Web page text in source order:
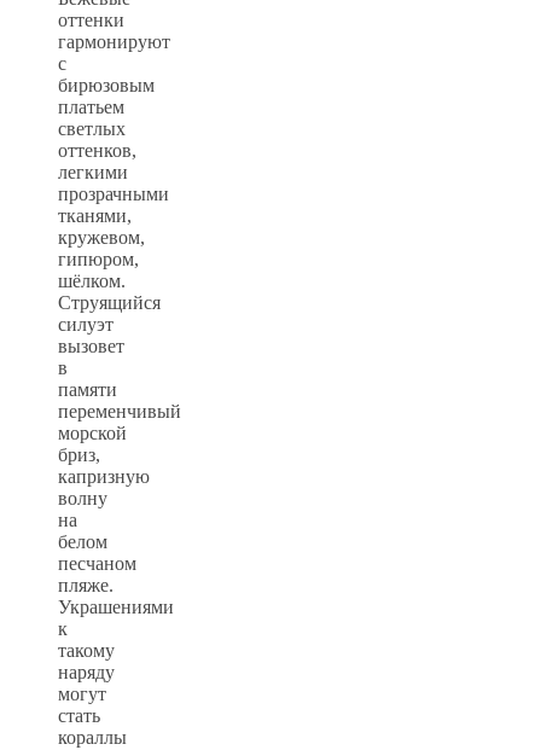
оттенки
гармонируют
с
бирюзовым
платьем
светлых
оттенков,
легкими
прозрачными
тканями,
кружевом,
гипюром,
шёлком.
Струящийся
силуэт
вызовет
в
памяти
переменчивый
морской
бриз,
капризную
волну
на
белом
песчаном
пляже.
Украшениями
к
такому
наряду
могут
стать
кораллы